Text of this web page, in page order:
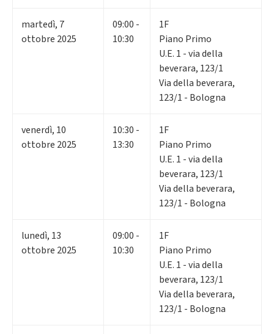
martedì, 7
ottobre 2025
09:00 -
10:30
1F
Piano Primo
U.E. 1 - via della
beverara, 123/1
Via della beverara,
123/1 - Bologna
venerdì, 10
ottobre 2025
10:30 -
13:30
1F
Piano Primo
U.E. 1 - via della
beverara, 123/1
Via della beverara,
123/1 - Bologna
lunedì, 13
ottobre 2025
09:00 -
10:30
1F
Piano Primo
U.E. 1 - via della
beverara, 123/1
Via della beverara,
123/1 - Bologna